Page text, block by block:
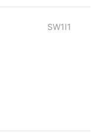
SW1I1